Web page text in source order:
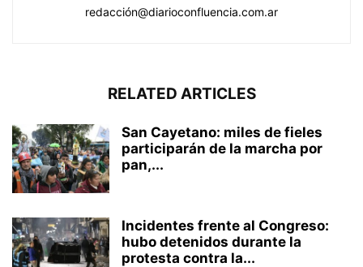
redacción@diarioconfluencia.com.ar
RELATED ARTICLES
San Cayetano: miles de fieles
participarán de la marcha por
pan,...
Incidentes frente al Congreso:
hubo detenidos durante la
protesta contra la...